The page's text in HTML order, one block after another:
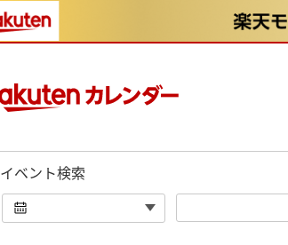
イベント検索